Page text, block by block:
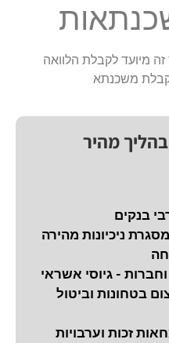
מיועד לקבלת הלוואה
משכנתא
מהיר
בנקים
ניכיונות מהירה
- גיוסי אשראי
בטחונות וביטול
זכות וערבויות